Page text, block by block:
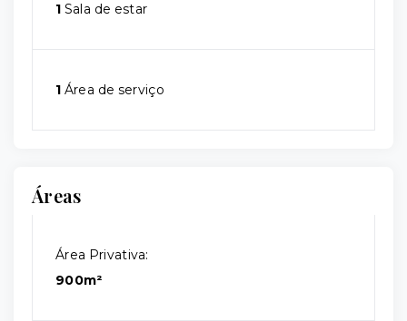
1 Sala de estar
1 Área de serviço
Áreas
Área Privativa:
900m²